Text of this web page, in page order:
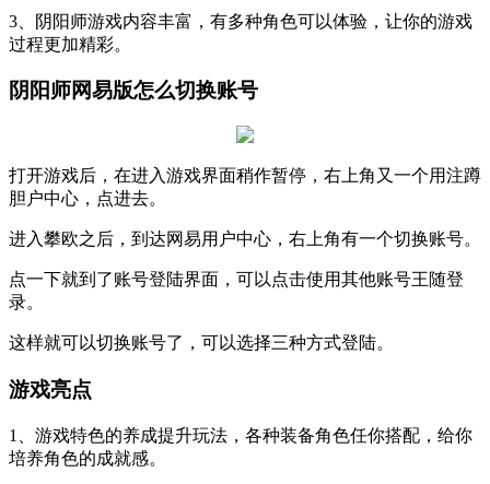
3、阴阳师游戏内容丰富，有多种角色可以体验，让你的游戏
过程更加精彩。
阴阳师网易版怎么切换账号
打开游戏后，在进入游戏界面稍作暂停，右上角又一个用注蹲
胆户中心，点进去。
进入攀欧之后，到达网易用户中心，右上角有一个切换账号。
点一下就到了账号登陆界面，可以点击使用其他账号王随登
录。
这样就可以切换账号了，可以选择三种方式登陆。
游戏亮点
1、游戏特色的养成提升玩法，各种装备角色任你搭配，给你
培养角色的成就感。